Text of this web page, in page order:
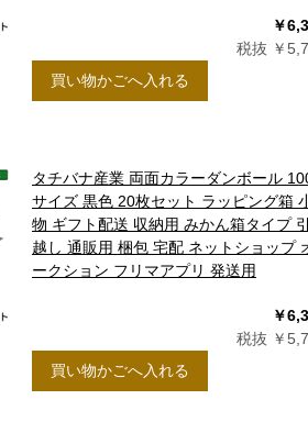
￥
税抜 ￥
買い物かごへ入れる
タチバナ産業 両面カラーダンボール
サイズ 黒色 20枚セット ラッピング箱
物 ギフト配送 収納用 みかん箱タイプ
越し 通販用 梱包 宅配 ネットショップ
ークション フリマアプリ 発送用
￥
税抜 ￥
買い物かごへ入れる